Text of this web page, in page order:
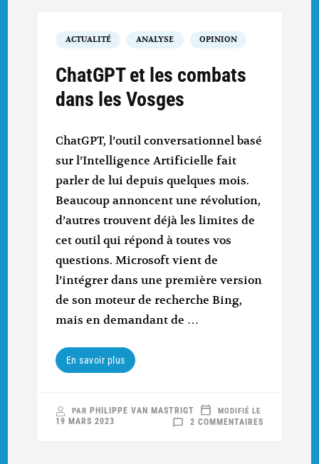
ACTUALITÉ ANALYSE OPINION
ChatGPT et les combats
dans les Vosges
ChatGPT, l’outil conversationnel basé
sur l’Intelligence Artificielle fait
parler de lui depuis quelques mois.
Beaucoup annoncent une révolution,
d’autres trouvent déjà les limites de
cet outil qui répond à toutes vos
questions. Microsoft vient de
l’intégrer dans une première version
de son moteur de recherche Bing,
mais en demandant de …
En savoir plus
PAR PHILIPPE VAN MASTRIGT
2 COMMENTAIRESSUR
MODIFIÉ LE
19 MARS 2023